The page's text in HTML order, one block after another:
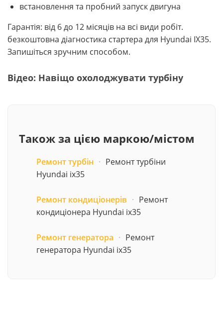
встановлення та пробний запуск двигуна
Гарантія: від 6 до 12 місяців на всі види робіт.
безкоштовна діагностика стартера для Hyundai IX35.
Запишіться зручним способом.
Відео: Навіщо охолоджувати турбіну
Також за цією маркою/містом
Ремонт турбін · Ремонт турбіни
Hyundai ix35
Ремонт кондиціонерів · Ремонт
кондиціонера Hyundai ix35
Ремонт генератора · Ремонт
генератора Hyundai ix35